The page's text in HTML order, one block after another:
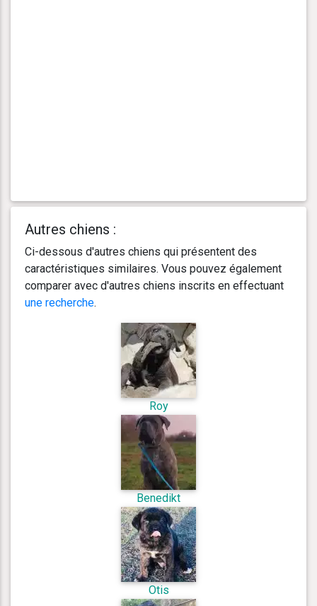
Autres chiens :
Ci-dessous d'autres chiens qui présentent des
caractéristiques similaires. Vous pouvez également
comparer avec d'autres chiens inscrits en effectuant
une recherche.
Roy
Benedikt
Otis